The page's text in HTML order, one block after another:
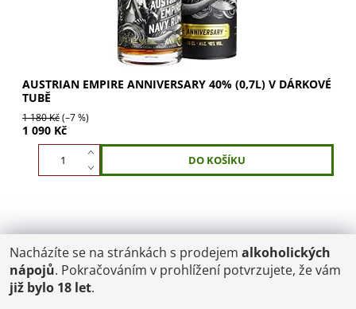
AUSTRIAN EMPIRE ANNIVERSARY 40% (0,7L) V DÁRKOVÉ
TUBĚ
1 180 Kč(–7 %)
1 090 Kč
POŠTOVNÉ
ČR: od 95,-
SK: 350,-
Nacházíte se na stránkách s prodejem alkoholických
nápojů. Pokračováním v prohlížení potvrzujete, že vám
již bylo 18 let.